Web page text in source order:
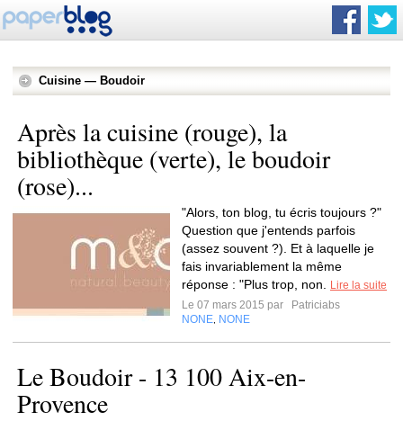
Cuisine — Boudoir
Après la cuisine (rouge), la
bibliothèque (verte), le boudoir
(rose)...
"Alors, ton blog, tu écris toujours ?"
Question que j'entends parfois
(assez souvent ?). Et à laquelle je
fais invariablement la même
réponse : "Plus trop, non.
Lire la suite
Le 07 mars 2015 par
Patriciabs
NONE NONE
Le Boudoir - 13 100 Aix-en-
Provence